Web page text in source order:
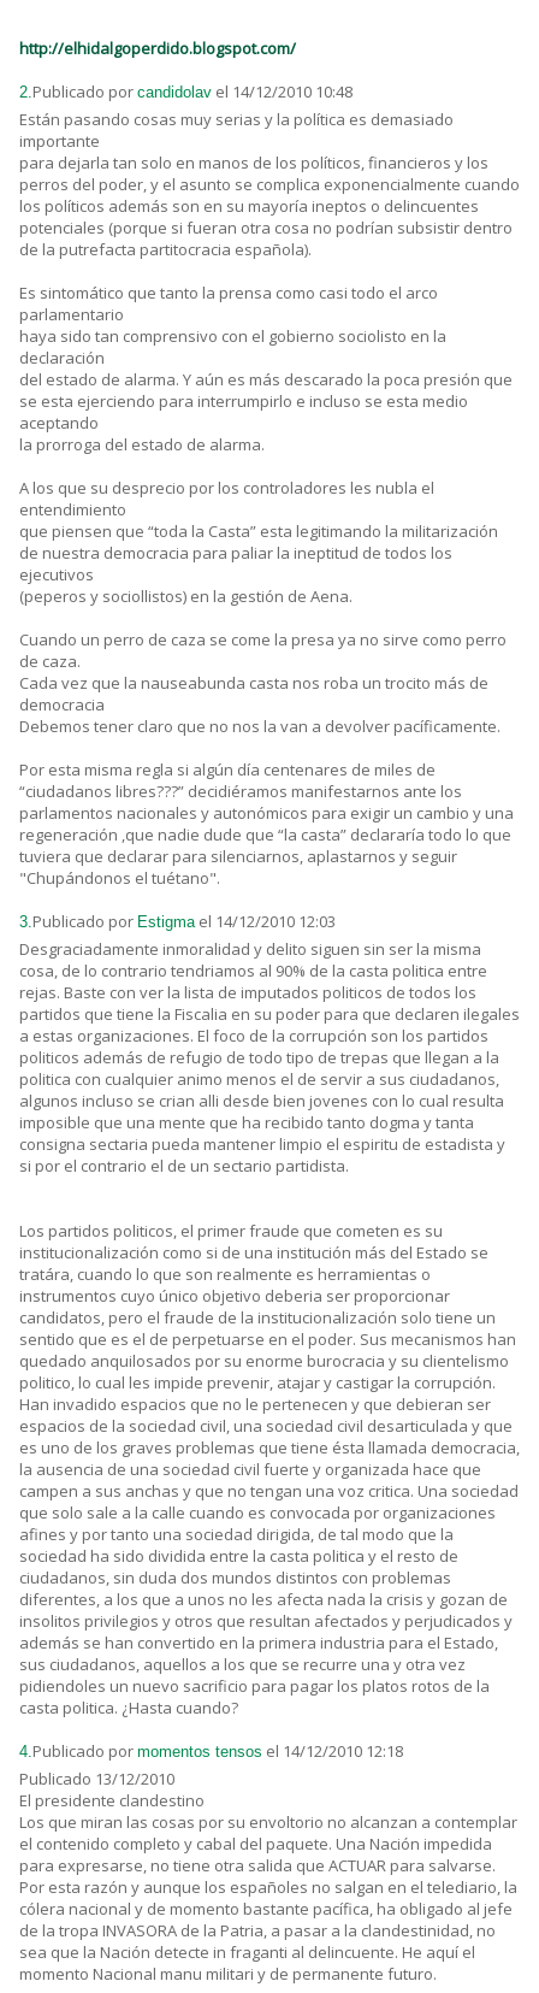
http://elhidalgoperdido.blogspot.com/
2.Publicado por candidolav el 14/12/2010 10:48
Están pasando cosas muy serias y la política es demasiado
importante
para dejarla tan solo en manos de los políticos, financieros y los
perros del poder, y el asunto se complica exponencialmente cuando
los políticos además son en su mayoría ineptos o delincuentes
potenciales (porque si fueran otra cosa no podrían subsistir dentro
de la putrefacta partitocracia española).
Es sintomático que tanto la prensa como casi todo el arco
parlamentario
haya sido tan comprensivo con el gobierno sociolisto en la
declaración
del estado de alarma. Y aún es más descarado la poca presión que
se esta ejerciendo para interrumpirlo e incluso se esta medio
aceptando
la prorroga del estado de alarma.
A los que su desprecio por los controladores les nubla el
entendimiento
que piensen que “toda la Casta” esta legitimando la militarización
de nuestra democracia para paliar la ineptitud de todos los
ejecutivos
(peperos y sociollistos) en la gestión de Aena.
Cuando un perro de caza se come la presa ya no sirve como perro
de caza.
Cada vez que la nauseabunda casta nos roba un trocito más de
democracia
Debemos tener claro que no nos la van a devolver pacíficamente.
Por esta misma regla si algún día centenares de miles de
“ciudadanos libres???” decidiéramos manifestarnos ante los
parlamentos nacionales y autonómicos para exigir un cambio y una
regeneración ,que nadie dude que “la casta” declararía todo lo que
tuviera que declarar para silenciarnos, aplastarnos y seguir
"Chupándonos el tuétano".
3.Publicado por Estigma el 14/12/2010 12:03
Desgraciadamente inmoralidad y delito siguen sin ser la misma
cosa, de lo contrario tendriamos al 90% de la casta politica entre
rejas. Baste con ver la lista de imputados politicos de todos los
partidos que tiene la Fiscalia en su poder para que declaren ilegales
a estas organizaciones. El foco de la corrupción son los partidos
politicos además de refugio de todo tipo de trepas que llegan a la
politica con cualquier animo menos el de servir a sus ciudadanos,
algunos incluso se crian alli desde bien jovenes con lo cual resulta
imposible que una mente que ha recibido tanto dogma y tanta
consigna sectaria pueda mantener limpio el espiritu de estadista y
si por el contrario el de un sectario partidista.
Los partidos politicos, el primer fraude que cometen es su
institucionalización como si de una institución más del Estado se
tratára, cuando lo que son realmente es herramientas o
instrumentos cuyo único objetivo deberia ser proporcionar
candidatos, pero el fraude de la institucionalización solo tiene un
sentido que es el de perpetuarse en el poder. Sus mecanismos han
quedado anquilosados por su enorme burocracia y su clientelismo
politico, lo cual les impide prevenir, atajar y castigar la corrupción.
Han invadido espacios que no le pertenecen y que debieran ser
espacios de la sociedad civil, una sociedad civil desarticulada y que
es uno de los graves problemas que tiene ésta llamada democracia,
la ausencia de una sociedad civil fuerte y organizada hace que
campen a sus anchas y que no tengan una voz critica. Una sociedad
que solo sale a la calle cuando es convocada por organizaciones
afines y por tanto una sociedad dirigida, de tal modo que la
sociedad ha sido dividida entre la casta politica y el resto de
ciudadanos, sin duda dos mundos distintos con problemas
diferentes, a los que a unos no les afecta nada la crisis y gozan de
insolitos privilegios y otros que resultan afectados y perjudicados y
además se han convertido en la primera industria para el Estado,
sus ciudadanos, aquellos a los que se recurre una y otra vez
pidiendoles un nuevo sacrificio para pagar los platos rotos de la
casta politica. ¿Hasta cuando?
4.Publicado por momentos tensos el 14/12/2010 12:18
Publicado 13/12/2010
El presidente clandestino
Los que miran las cosas por su envoltorio no alcanzan a contemplar
el contenido completo y cabal del paquete. Una Nación impedida
para expresarse, no tiene otra salida que ACTUAR para salvarse.
Por esta razón y aunque los españoles no salgan en el telediario, la
cólera nacional y de momento bastante pacífica, ha obligado al jefe
de la tropa INVASORA de la Patria, a pasar a la clandestinidad, no
sea que la Nación detecte in fraganti al delincuente. He aquí el
momento Nacional manu militari y de permanente futuro.